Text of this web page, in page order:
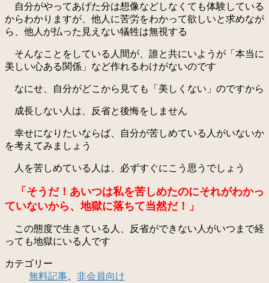
自分がやってあげた分は想像などしなくても体験している
からわかりますが、他人に苦労をわかって欲しいと求めなが
ら、他人が払った見えない犠牲は無視する
そんなことをしている人間が、誰と共にいようが「本当に
美しい心ある関係」など作れるわけがないのです
なにせ、自分がどこから見ても「美しくない」のですから
成長しない人は、反省と後悔をしません
幸せになりたいならば、自分が苦しめている人がいないか
を考えてみましょう
人を苦しめている人は、必ずすぐにこう思うでしょう
「そうだ！あいつは私を苦しめたのにそれがわかっ
ていないから、地獄に落ちて当然だ！」
この態度で生きている人、反省ができない人がいつまで経
っても地獄にいる人です
カテゴリー
無料記事
非会員向け